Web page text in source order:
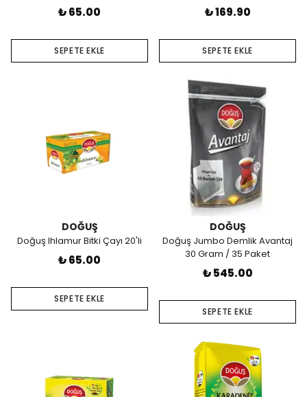
₺ 65.00
SEPETE EKLE
₺ 169.90
SEPETE EKLE
DOĞUŞ
Doğuş Ihlamur Bitki Çayı 20'li
₺ 65.00
SEPETE EKLE
DOĞUŞ
Doğuş Jumbo Demlik Avantaj
30 Gram / 35 Paket
₺ 545.00
SEPETE EKLE